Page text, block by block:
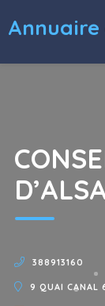
Annuaire
388913160
9 QUAI CANAL